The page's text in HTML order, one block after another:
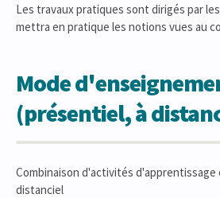
Les travaux pratiques sont dirigés par
mettra en pratique les notions vues au
Mode
(présentiel, à
Combinaison d'activités
distanciel